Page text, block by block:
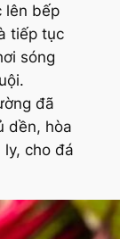
lên bếp
tiếp tục
sóng
đã
dền, hòa
cho đá